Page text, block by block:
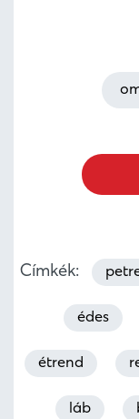
Címkék:
édes
étrend
láb